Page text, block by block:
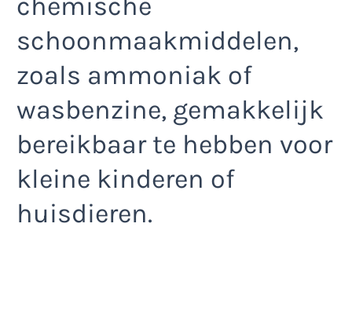
chemische
schoonmaakmiddelen,
zoals ammoniak of
wasbenzine, gemakkelijk
bereikbaar te hebben voor
kleine kinderen of
huisdieren.